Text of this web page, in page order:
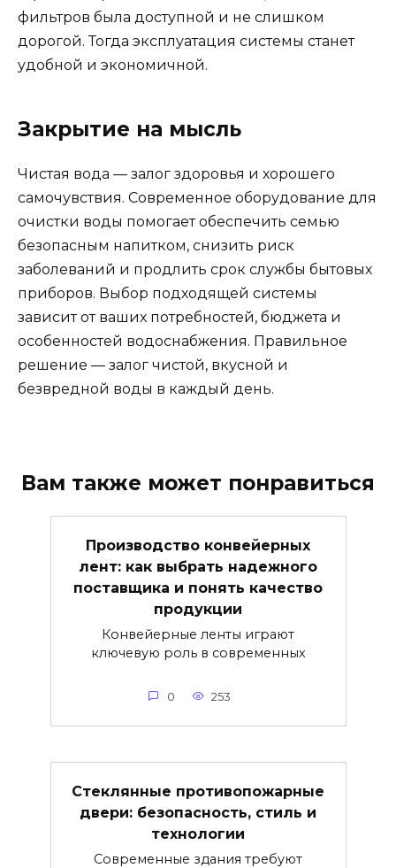
фильтров была доступной и не слишком
дорогой. Тогда эксплуатация системы станет
удобной и экономичной.
Закрытие на мысль
Чистая вода — залог здоровья и хорошего
самочувствия. Современное оборудование для
очистки воды помогает обеспечить семью
безопасным напитком, снизить риск
заболеваний и продлить срок службы бытовых
приборов. Выбор подходящей системы
зависит от ваших потребностей, бюджета и
особенностей водоснабжения. Правильное
решение — залог чистой, вкусной и
безвредной воды в каждый день.
Вам также может понравиться
Производство конвейерных
лент: как выбрать надежного
поставщика и понять качество
продукции
Конвейерные ленты играют
ключевую роль в современных
0 253
Стеклянные противопожарные
двери: безопасность, стиль и
технологии
Современные здания требуют